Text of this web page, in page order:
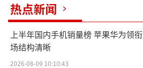
别是对平民的影响，提醒人
解决方案迫在眉睫。中东问
际社会重新审视策略，否
续，带来更多的人道主义灾
热点新闻
上半年国内手机销量榜 苹果华为领
场结构清晰
2026-08-09 10:10:43